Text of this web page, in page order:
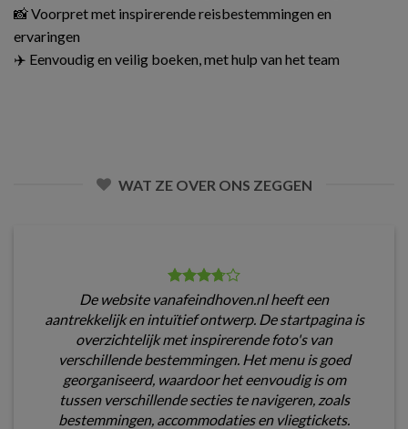
📸 Voorpret met inspirerende reisbestemmingen en
ervaringen
✈️ Eenvoudig en veilig boeken, met hulp van het team
WAT ZE OVER ONS ZEGGEN
De website vanafeindhoven.nl heeft een
aantrekkelijk en intuïtief ontwerp. De startpagina is
overzichtelijk met inspirerende foto's van
verschillende bestemmingen. Het menu is goed
georganiseerd, waardoor het eenvoudig is om
tussen verschillende secties te navigeren, zoals
bestemmingen, accommodaties en vliegtickets.